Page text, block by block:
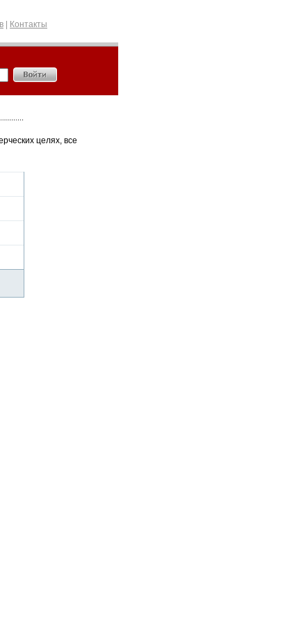
Контакты
целях, все